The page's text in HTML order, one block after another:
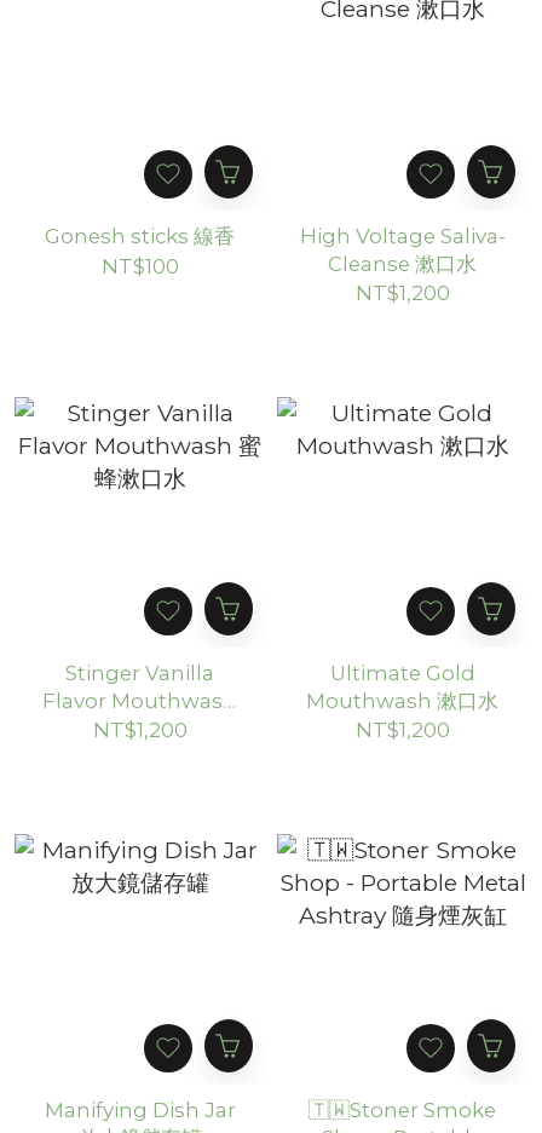
Gonesh sticks 線香
NT$100
High Voltage Saliva-
Cleanse 漱口水
NT$1,200
Stinger Vanilla
Flavor Mouthwash
蜜蜂漱口水
NT$1,200
Ultimate Gold
Mouthwash 漱口水
NT$1,200
Manifying Dish Jar
🇹🇼Stoner Smoke